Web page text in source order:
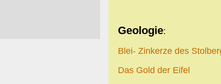
Geologie:
Blei- Zinkerze des
Das Gold der Eifel